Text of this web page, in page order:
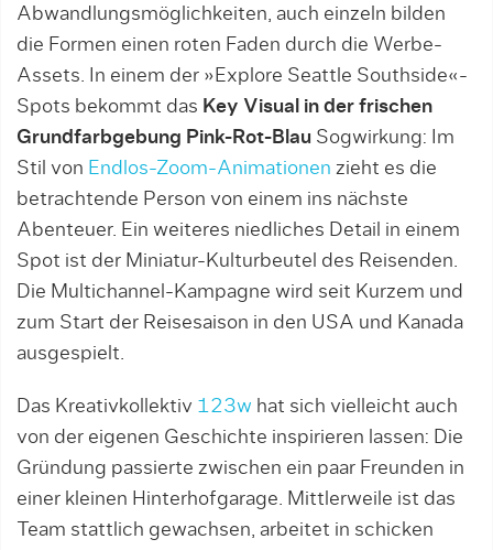
Abwandlungsmöglichkeiten, auch einzeln bilden
die Formen einen roten Faden durch die Werbe-
Assets. In einem der »Explore Seattle Southside«-
Spots bekommt das Key Visual in der frischen
Grundfarbgebung Pink-Rot-Blau Sogwirkung: Im
Stil von Endlos-Zoom-Animationen zieht es die
betrachtende Person von einem ins nächste
Abenteuer. Ein weiteres niedliches Detail in einem
Spot ist der Miniatur-Kulturbeutel des Reisenden.
Die Multichannel-Kampagne wird seit Kurzem und
zum Start der Reisesaison in den USA und Kanada
ausgespielt.
Das Kreativkollektiv 123w hat sich vielleicht auch
von der eigenen Geschichte inspirieren lassen: Die
Gründung passierte zwischen ein paar Freunden in
einer kleinen Hinterhofgarage. Mittlerweile ist das
Team stattlich gewachsen, arbeitet in schicken